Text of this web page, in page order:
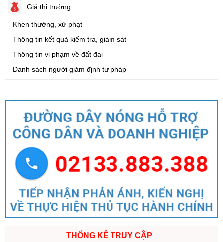
Giá thị trường
Khen thưởng, xử phạt
Thông tin kết quả kiểm tra, giám sát
Thông tin vi phạm về đất đai
Danh sách người giám định tư pháp
THỐNG KÊ TRUY CẬP